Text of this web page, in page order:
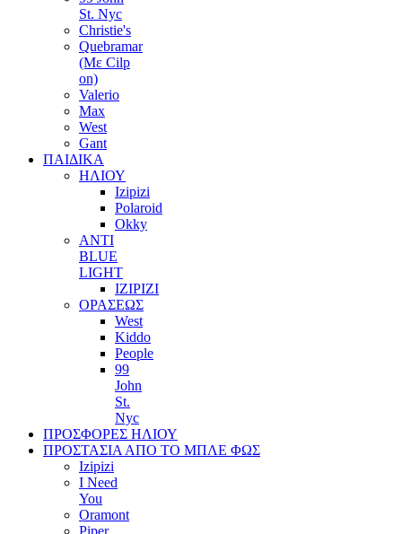
St. Nyc
Christie's
Quebramar
(Με Cilp
on)
Valerio
Max
West
Gant
ΠΑΙΔΙΚΑ
ΗΛΙΟΥ
Izipizi
Polaroid
Okky
ANTI
BLUE
LIGHT
IZIPIZI
ΟΡΑΣΕΩΣ
West
Kiddo
People
99
John
St.
Nyc
ΠΡΟΣΦΟΡΕΣ ΗΛΙΟΥ
ΠΡΟΣΤΑΣΙΑ ΑΠΟ ΤΟ ΜΠΛΕ ΦΩΣ
Izipizi
I Need
You
Oramont
Piper